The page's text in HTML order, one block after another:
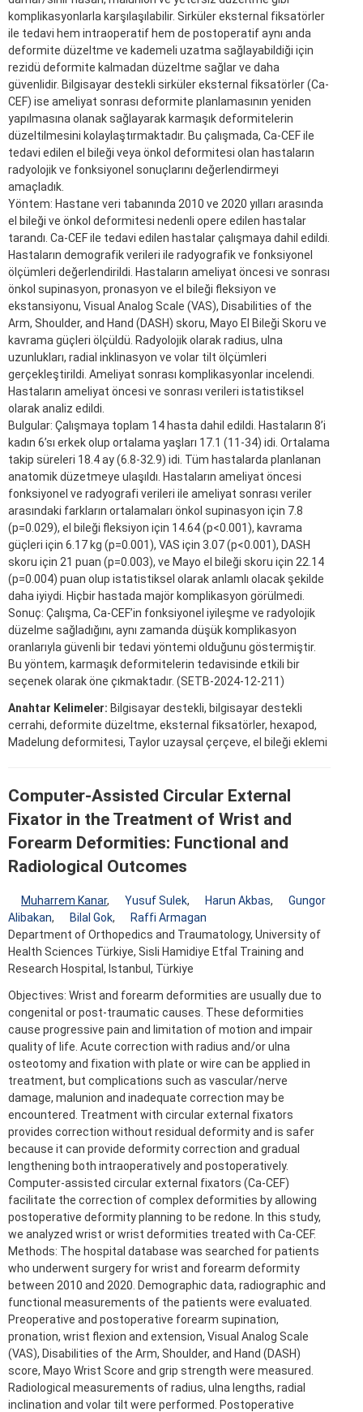
komplikasyonlarla karşılaşılabilir. Sirküler eksternal fiksatörler
ile tedavi hem intraoperatif hem de postoperatif aynı anda
deformite düzeltme ve kademeli uzatma sağlayabildiği için
rezidü deformite kalmadan düzeltme sağlar ve daha
güvenlidir. Bilgisayar destekli sirküler eksternal fiksatörler (Ca-
CEF) ise ameliyat sonrası deformite planlamasının yeniden
yapılmasına olanak sağlayarak karmaşık deformitelerin
düzeltilmesini kolaylaştırmaktadır. Bu çalışmada, Ca-CEF ile
tedavi edilen el bileği veya önkol deformitesi olan hastaların
radyolojik ve fonksiyonel sonuçlarını değerlendirmeyi
amaçladık.
Yöntem: Hastane veri tabanında 2010 ve 2020 yılları arasında
el bileği ve önkol deformitesi nedenli opere edilen hastalar
tarandı. Ca-CEF ile tedavi edilen hastalar çalışmaya dahil edildi.
Hastaların demografik verileri ile radyografik ve fonksiyonel
ölçümleri değerlendirildi. Hastaların ameliyat öncesi ve sonrası
önkol supinasyon, pronasyon ve el bileği fleksiyon ve
ekstansiyonu, Visual Analog Scale (VAS), Disabilities of the
Arm, Shoulder, and Hand (DASH) skoru, Mayo El Bileği Skoru ve
kavrama güçleri ölçüldü. Radyolojik olarak radius, ulna
uzunlukları, radial inklinasyon ve volar tilt ölçümleri
gerçekleştirildi. Ameliyat sonrası komplikasyonlar incelendi.
Hastaların ameliyat öncesi ve sonrası verileri istatistiksel
olarak analiz edildi.
Bulgular: Çalışmaya toplam 14 hasta dahil edildi. Hastaların 8’i
kadın 6’sı erkek olup ortalama yaşları 17.1 (11-34) idi. Ortalama
takip süreleri 18.4 ay (6.8-32.9) idi. Tüm hastalarda planlanan
anatomik düzetmeye ulaşıldı. Hastaların ameliyat öncesi
fonksiyonel ve radyografi verileri ile ameliyat sonrası veriler
arasındaki farkların ortalamaları önkol supinasyon için 7.8
(p=0.029), el bileği fleksiyon için 14.64 (p<0.001), kavrama
güçleri için 6.17 kg (p=0.001), VAS için 3.07 (p<0.001), DASH
skoru için 21 puan (p=0.003), ve Mayo el bileği skoru için 22.14
(p=0.004) puan olup istatistiksel olarak anlamlı olacak şekilde
daha iyiydi. Hiçbir hastada majör komplikasyon görülmedi.
Sonuç: Çalışma, Ca-CEF’in fonksiyonel iyileşme ve radyolojik
düzelme sağladığını, aynı zamanda düşük komplikasyon
oranlarıyla güvenli bir tedavi yöntemi olduğunu göstermiştir.
Bu yöntem, karmaşık deformitelerin tedavisinde etkili bir
seçenek olarak öne çıkmaktadır. (SETB-2024-12-211)
Anahtar Kelimeler: Bilgisayar destekli, bilgisayar destekli
cerrahi, deformite düzeltme, eksternal fiksatörler, hexapod,
Madelung deformitesi, Taylor uzaysal çerçeve, el bileği eklemi
Computer-Assisted Circular External
Fixator in the Treatment of Wrist and
Forearm Deformities: Functional and
Radiological Outcomes
Muharrem Kanar, Yusuf Sulek, Harun Akbas,
Gungor
Alibakan, Bilal Gok,
Raffi Armagan
Department of Orthopedics and Traumatology, University of
Health Sciences Türkiye, Sisli Hamidiye Etfal Training and
Research Hospital, Istanbul, Türkiye
Objectives: Wrist and forearm deformities are usually due to
congenital or post-traumatic causes. These deformities
cause progressive pain and limitation of motion and impair
quality of life. Acute correction with radius and/or ulna
osteotomy and fixation with plate or wire can be applied in
treatment, but complications such as vascular/nerve
damage, malunion and inadequate correction may be
encountered. Treatment with circular external fixators
provides correction without residual deformity and is safer
because it can provide deformity correction and gradual
lengthening both intraoperatively and postoperatively.
Computer-assisted circular external fixators (Ca-CEF)
facilitate the correction of complex deformities by allowing
postoperative deformity planning to be redone. In this study,
we analyzed wrist or wrist deformities treated with Ca-CEF.
Methods: The hospital database was searched for patients
who underwent surgery for wrist and forearm deformity
between 2010 and 2020. Demographic data, radiographic and
functional measurements of the patients were evaluated.
Preoperative and postoperative forearm supination,
pronation, wrist flexion and extension, Visual Analog Scale
(VAS), Disabilities of the Arm, Shoulder, and Hand (DASH)
score, Mayo Wrist Score and grip strength were measured.
Radiological measurements of radius, ulna lengths, radial
inclination and volar tilt were performed. Postoperative